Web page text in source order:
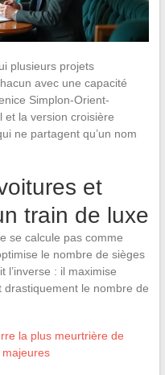
plusieurs projets
avec une capacité
Simplon-Orient-
et la version croisière
ne partagent qu’un nom
et
train de luxe
se calcule pas comme
le nombre de sièges
l’inverse : il maximise
drastiquement le nombre de
la plus meurtrière de